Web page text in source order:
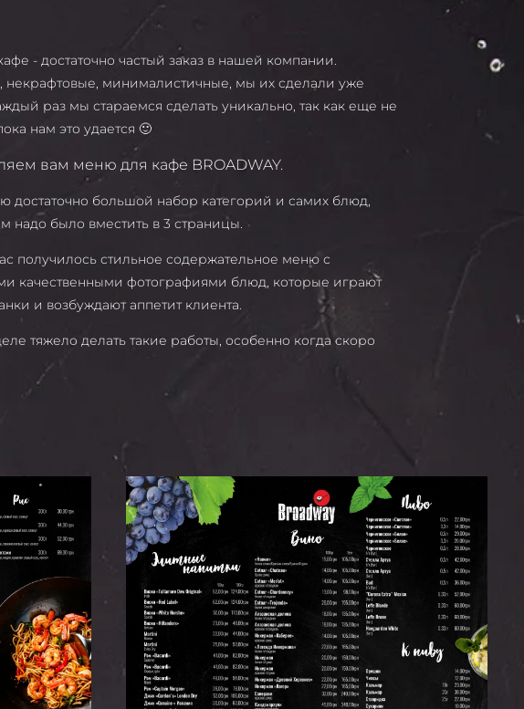
- достаточно частый заказ в нашей компании.
некрафтовые, минималистичные, мы их сделали уже
раз мы стараемся сделать уникально, так как еще не
нам это удается 🙂
вам меню для кафе BROADWAY.
достаточно большой набор категорий и самих блюд,
надо было вместить в 3 страницы.
получилось стильное содержательное меню с
качественными фотографиями блюд, которые играют
и возбуждают аппетит клиента.
тяжело делать такие работы, особенно когда скоро